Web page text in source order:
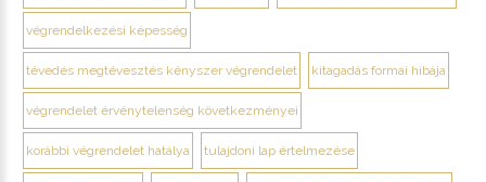
végrendelkezési képesség
tévedés megtévesztés kényszer végrendelet kitagadás formai hibája
végrendelet érvénytelenség következményei
korábbi végrendelet hatálya tulajdoni lap értelmezése